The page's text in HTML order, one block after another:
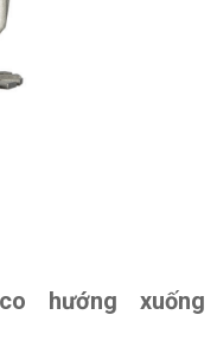
hướng xuống